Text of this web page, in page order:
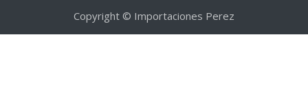
Copyright © Importaciones Perez